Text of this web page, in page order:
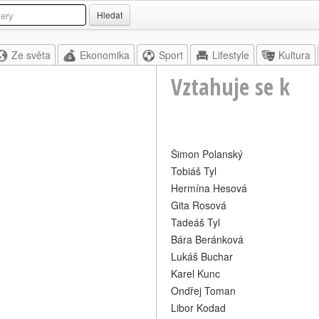
Hledat
Ze světa Ekonomika Sport Lifestyle Kultura
Vztahuje se k
Šimon Polanský
Tobiáš Tyl
Hermína Hesová
Gita Rosová
Tadeáš Tyl
Bára Beránková
Lukáš Buchar
Karel Kunc
Ondřej Toman
Libor Kodad